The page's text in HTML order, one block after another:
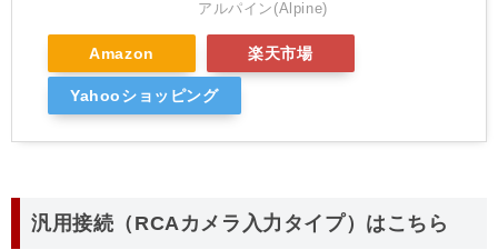
アルパイン(Alpine)
Amazon 楽天市場
Yahooショッピング
汎用接続（RCAカメラ入力タイプ）はこちら